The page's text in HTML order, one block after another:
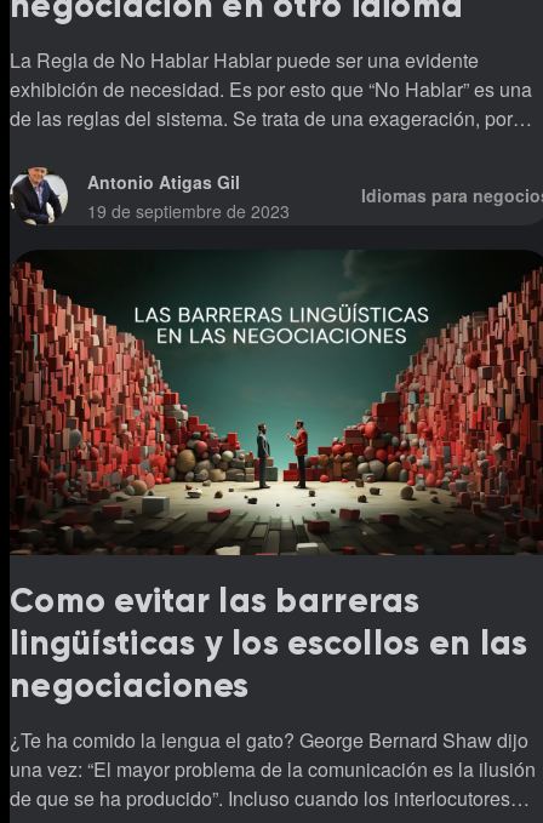
La Regla de No Hablar Hablar puede ser una evidente
exhibición de necesidad. Es por esto que “No Hablar” es una
de las reglas del sistema. Se trata de una exageración, por
realidad: A menudo, hablar y mostrar necesidad van de la
mano. Lo que la regla realmente está diciendo es: “hable
menos”. Algunos negociadores, quizás los menos preparados,
necesitan asegurarse que sus voces son escuchadas.
y necesitan que la gente sepa que
Antonio Atigas Gil
19 de septiembre de 2023
Idiomas para
Como evitar las barreras
lingüísticas y los escollos en las
negociaciones
¿Te ha comido la lengua el gato? George Bernard Shaw dijo
una vez: “El mayor problema de la comunicación es la ilusión
de que se ha producido”. Incluso cuando los interlocutores